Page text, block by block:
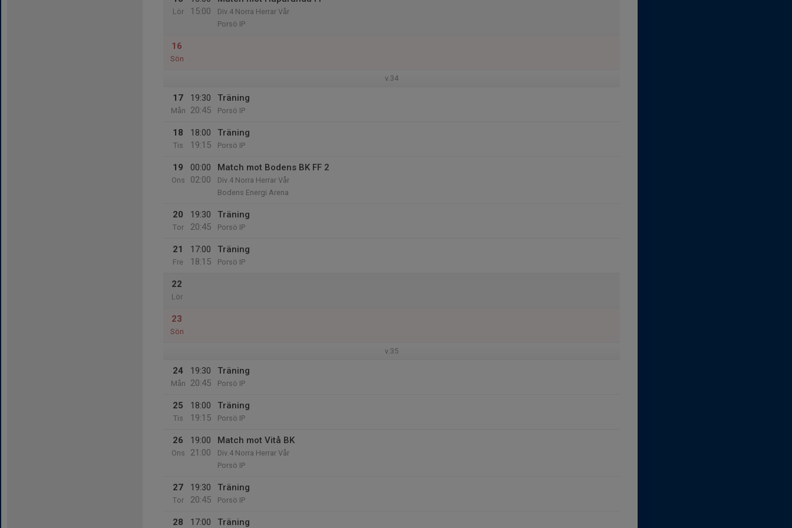
Lör
15:00
Div.4 Norra Herrar Vår
Porsö IP
16
Sön
v.34
17
Mån
19:30
20:45
Träning
Porsö IP
18
Tis
18:00
19:15
Träning
Porsö IP
19
Ons
00:00
02:00
Match mot Bodens BK FF 2
Div.4 Norra Herrar Vår
Bodens Energi Arena
20
Tor
19:30
20:45
Träning
Porsö IP
21
Fre
17:00
18:15
Träning
Porsö IP
22
Lör
23
Sön
v.35
24
Mån
19:30
20:45
Träning
Porsö IP
25
Tis
18:00
19:15
Träning
Porsö IP
26
Ons
19:00
21:00
Match mot Vitå BK
Div.4 Norra Herrar Vår
Porsö IP
27
Tor
19:30
20:45
Träning
Porsö IP
28 17:00 Träning